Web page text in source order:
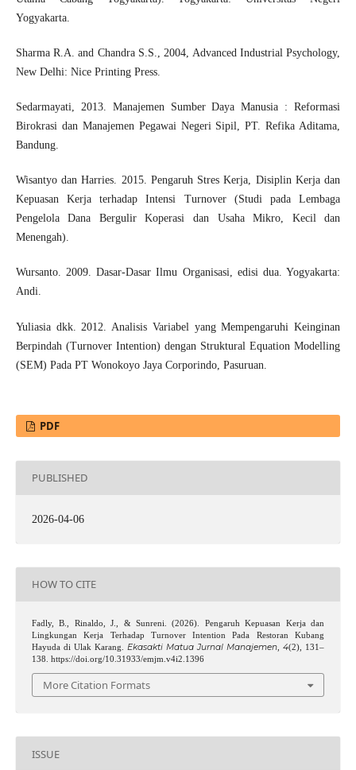
Yogyakarta.
Sharma R.A. and Chandra S.S., 2004, Advanced Industrial Psychology,
New Delhi: Nice Printing Press.
Sedarmayati, 2013. Manajemen Sumber Daya Manusia : Reformasi
Birokrasi dan Manajemen Pegawai Negeri Sipil, PT. Refika Aditama,
Bandung.
Wisantyo dan Harries. 2015. Pengaruh Stres Kerja, Disiplin Kerja dan
Kepuasan Kerja terhadap Intensi Turnover (Studi pada Lembaga
Pengelola Dana Bergulir Koperasi dan Usaha Mikro, Kecil dan
Menengah).
Wursanto. 2009. Dasar-Dasar Ilmu Organisasi, edisi dua. Yogyakarta:
Andi.
Yuliasia dkk. 2012. Analisis Variabel yang Mempengaruhi Keinginan
Berpindah (Turnover Intention) dengan Struktural Equation Modelling
(SEM) Pada PT Wonokoyo Jaya Corporindo, Pasuruan.
PDF
PUBLISHED
2026-04-06
HOW TO CITE
Fadly, B., Rinaldo, J., & Sunreni. (2026). Pengaruh Kepuasan Kerja dan
Lingkungan Kerja Terhadap Turnover Intention Pada Restoran Kubang
Hayuda di Ulak Karang. Ekasakti Matua Jurnal Manajemen ,4(2), 131–
138. https://doi.org/10.31933/emjm.v4i2.1396
More Citation Formats
ISSUE